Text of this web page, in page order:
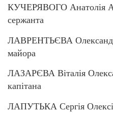
КУЧЕРЯВОГО Анатолія
сержанта
ЛАВРЕНТЬЄВА
майора
ЛАЗАРЄВА Віталія
капітана
ЛАПУТЬКА Сергія